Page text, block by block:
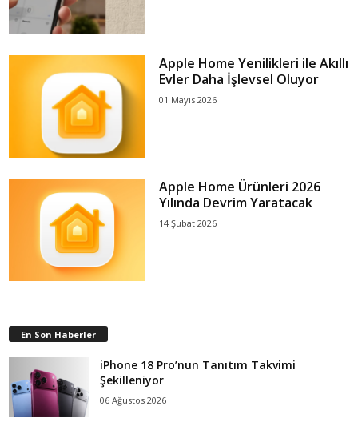
Apple Home Yenilikleri ile Akıllı
Evler Daha İşlevsel Oluyor
01 Mayıs 2026
Apple Home Ürünleri 2026
Yılında Devrim Yaratacak
14 Şubat 2026
En Son Haberler
iPhone 18 Pro’nun Tanıtım Takvimi
Şekilleniyor
06 Ağustos 2026